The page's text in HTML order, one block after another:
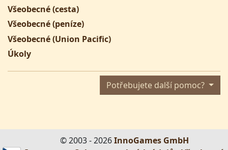
Všeobecné (cesta)
Všeobecné (peníze)
Všeobecné (Union Pacific)
Úkoly
Potřebujete další pomoc?
© 2003 - 2026InnoGames GmbH